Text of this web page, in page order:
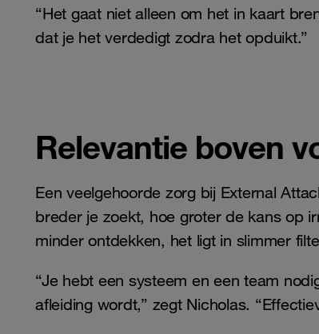
“Het gaat niet alleen om het in kaart
dat je het verdedigt zodra het opduikt.”
Relevantie boven
Een veelgehoorde zorg bij External
breder je zoekt, hoe groter de kans op
minder ontdekken, het ligt in slimmer
“Je hebt een systeem en een team
afleiding wordt,” zegt Nicholas.